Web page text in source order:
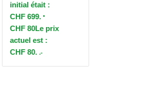
initial était :
CHF 699.
CHF 80Le prix
actuel est :
CHF 80. .-